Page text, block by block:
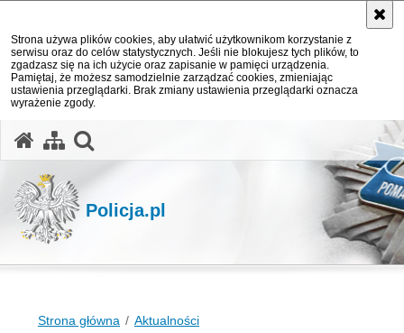
Strona używa plików cookies, aby ułatwić użytkownikom korzystanie z
serwisu oraz do celów statystycznych. Jeśli nie blokujesz tych plików, to
zgadzasz się na ich użycie oraz zapisanie w pamięci urządzenia.
Pamiętaj, że możesz samodzielnie zarządzać cookies, zmieniając
ustawienia przeglądarki. Brak zmiany ustawienia przeglądarki oznacza
wyrażenie zgody.
Policja.pl
Strona główna Aktualności